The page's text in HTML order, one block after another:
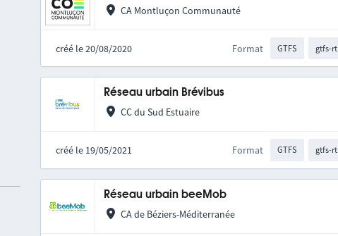
CA Montluçon Communauté
créé le 20/08/2020 Format GTFS gtfs-rt
Réseau urbain Brévibus
CC du Sud Estuaire
créé le 19/05/2021 Format GTFS gtfs-rt
Réseau urbain beeMob
CA de Béziers-Méditerranée